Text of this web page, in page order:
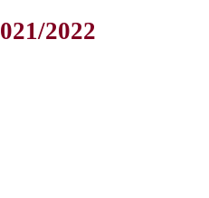
2022